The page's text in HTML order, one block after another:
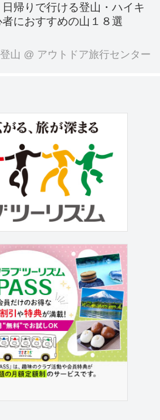
日帰りで行ける登山・ハイキ
者におすすめの山１８選
山 @ アウトドア旅行センター